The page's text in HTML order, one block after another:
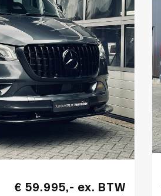
€ 59.995,- ex. BTW